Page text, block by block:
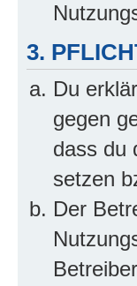
3.
Du
gegen
dass du
setzen
Der